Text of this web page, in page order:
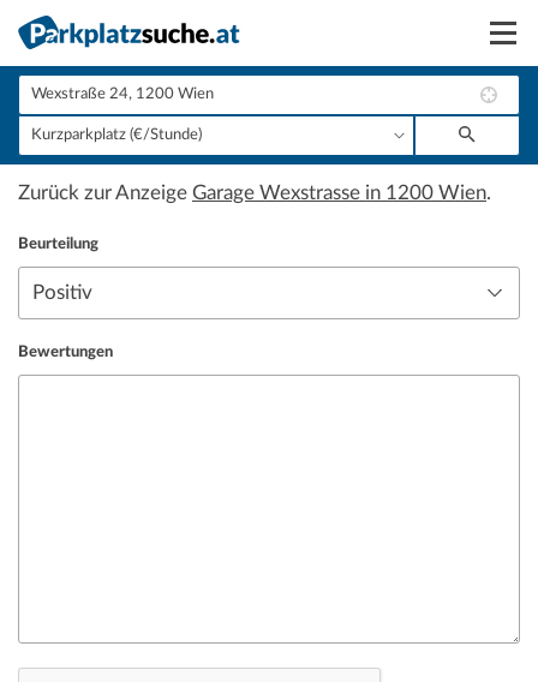
Suchen
Vermieten
Anmelden
Zurück zur Anzeige Garage Wexstrasse in 1200 Wien.
Beurteilung
Bewertungen